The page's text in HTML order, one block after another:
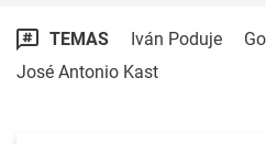
TEMAS Iván Poduje
José Antonio Kast